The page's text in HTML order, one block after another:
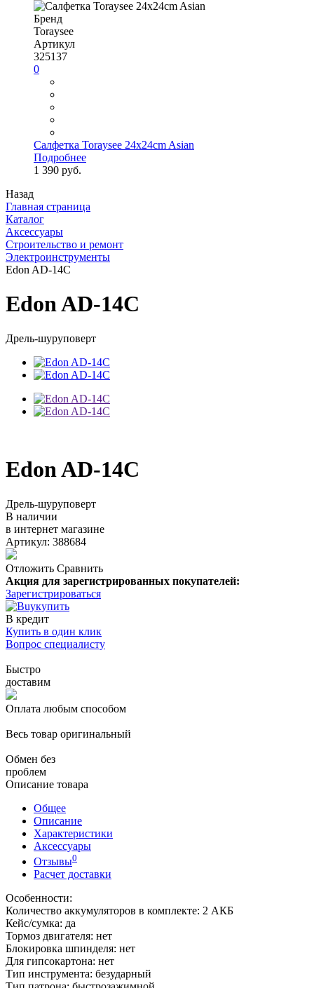
Бренд
Toraysee
Артикул
325137
0
Салфетка Toraysee 24x24cm Asian
Подробнее
1 390 руб.
Назад
Главная страница
Каталог
Аксессуары
Строительство и ремонт
Электроинструменты
Edon AD-14C
Edon AD-14C
Дрель-шуруповерт
Edon AD-14C
Дрель-шуруповерт
В наличии
в интернет магазине
Артикул: 388684
Отложить Сравнить
Акция для зарегистрированных покупателей:
Зарегистрироваться
купить
В кредит
Купить в один клик
Вопрос специалисту
Быстро
доставим
Оплата любым способом
Весь товар оригинальный
Обмен без
проблем
Описание товара
Общее
Описание
Характеристики
Аксессуары
Отзывы0
Расчет доставки
Особенности:
Количество аккумуляторов в комплекте: 2 АКБ
Кейс/сумка: да
Тормоз двигателя: нет
Блокировка шпинделя: нет
Для гипсокартона: нет
Тип инструмента: безударный